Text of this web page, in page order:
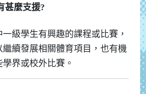
甚麼支援?
級學生有興趣的課程或比賽，
繼續發展相關體育項目，也有機
界或校外比賽。